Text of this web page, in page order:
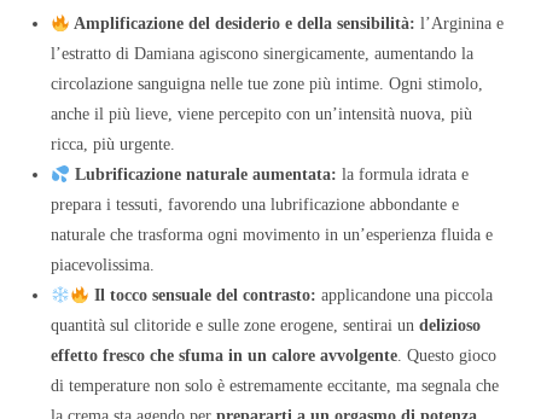
Amplificazione del desiderio e della sensibilità: l’Arginina e
l’estratto di Damiana agiscono sinergicamente, aumentando la
circolazione sanguigna nelle tue zone più intime. Ogni stimolo,
anche il più lieve, viene percepito con un’intensità nuova, più
ricca, più urgente.
Lubrificazione naturale aumentata: la formula idrata e
prepara i tessuti, favorendo una lubrificazione abbondante e
naturale che trasforma ogni movimento in un’esperienza fluida e
piacevolissima.
Il tocco sensuale del contrasto: applicandone una piccola
quantità sul clitoride e sulle zone erogene, sentirai undelizioso
effetto fresco che sfuma in un calore avvolgente. Questo gioco
di temperature non solo è estremamente eccitante, ma segnala che